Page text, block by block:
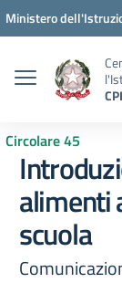
Vai ai contenuti
Vai al menu di
Vai al footer
Ministero
Circolare 45
alimenti
scuola